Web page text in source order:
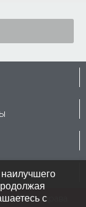
Минздрава
с